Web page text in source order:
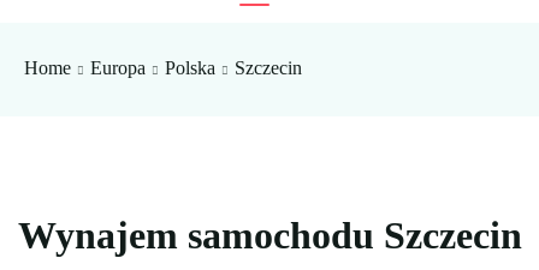
Rijeka
Ateny
Hiszpania
Floryda
Australia
Home Europa Polska Szczecin
Wynajem samochodu Szczecin